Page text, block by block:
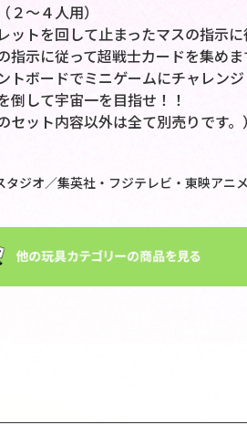
～４人用）
ットを回して止まったマスの指示に
指示に従って超戦士カードを集めま
トボードでミニゲームにチャレン
倒して宇宙一を目指せ！！
セット内容以外は全て別売りです。）
タジオ／集英社・フジテレビ・東映アニ